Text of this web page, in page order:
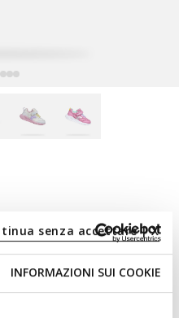
INFORMAZIONI SUI COOKIE
senza accettare | X
purchase this item in the